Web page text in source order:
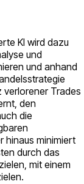
KI wird dazu
und
und anhand
verlorener Trades
den
die
hinaus minimiert
durch das
mit einem